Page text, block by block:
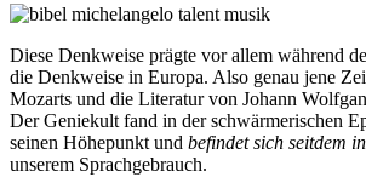
Diese Denkweise prägte vor allem während
die Denkweise in Europa. Also genau jene
Mozarts und die Literatur von Johann
Der Geniekult fand in der schwärmerischen
seinen Höhepunkt und befindet sich seitdem
unserem Sprachgebrauch.